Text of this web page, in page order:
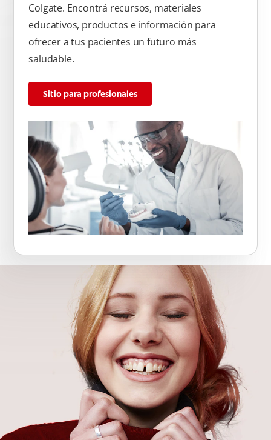
Colgate. Encontrá recursos, materiales
educativos, productos e información para
ofrecer a tus pacientes un futuro más
saludable.
Sitio para profesionales